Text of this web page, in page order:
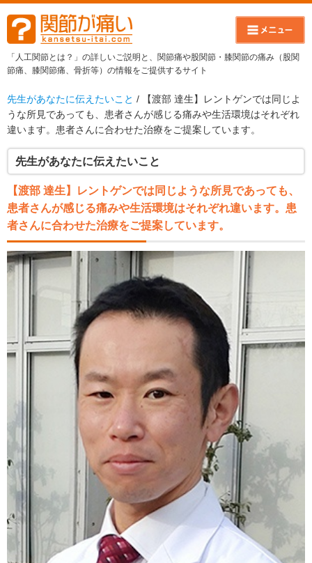
「人工関節とは？」の詳しいご説明と、関節痛や股関節・膝関節の痛み（股関
節痛、膝関節痛、骨折等）の情報をご提供するサイト
先生があなたに伝えたいこと / 【渡部 達生】レントゲンでは同じよ
うな所見であっても、患者さんが感じる痛みや生活環境はそれぞれ
違います。患者さんに合わせた治療をご提案しています。
先生があなたに伝えたいこと
【渡部 達生】レントゲンでは同じような所見であっても、
患者さんが感じる痛みや生活環境はそれぞれ違います。患
者さんに合わせた治療をご提案しています。